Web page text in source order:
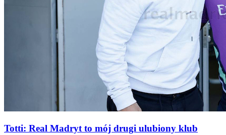
Totti: Real Madryt to mój drugi ulubiony klub